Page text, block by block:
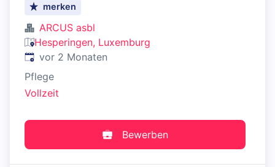
merken
ARCUS asbl
Hesperingen, Luxemburg
Veröffentlicht:
vor 2 Monaten
Pflege
Vollzeit
Bewerben